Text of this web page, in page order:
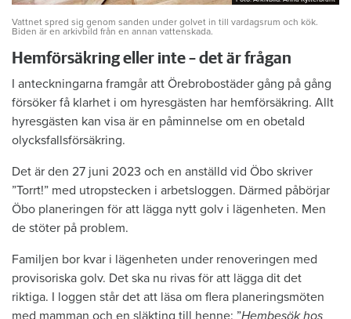
Vattnet spred sig genom sanden under golvet in till vardagsrum och kök.
Biden är en arkivbild från en annan vattenskada.
Hemförsäkring eller inte – det är frågan
I anteckningarna framgår att Örebrobostäder gång på gång
försöker få klarhet i om hyresgästen har hemförsäkring. Allt
hyresgästen kan visa är en påminnelse om en obetald
olycksfallsförsäkring.
Det är den 27 juni 2023 och en anställd vid Öbo skriver
”Torrt!” med utropstecken i arbetsloggen. Därmed påbörjar
Öbo planeringen för att lägga nytt golv i lägenheten. Men
de stöter på problem.
Familjen bor kvar i lägenheten under renoveringen med
provisoriska golv. Det ska nu rivas för att lägga dit det
riktiga. I loggen står det att läsa om flera planeringsmöten